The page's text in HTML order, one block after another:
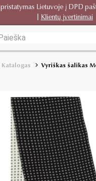
pristatymas Lietuvoje į DPD
Klientų įvertinimai
Katalogas
Vyriškas šalikas